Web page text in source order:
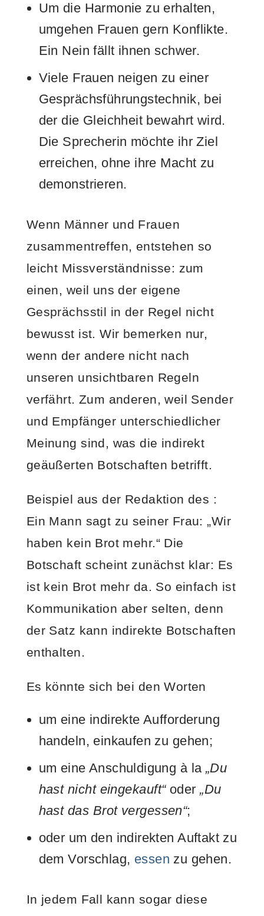
Um die Harmonie zu erhalten,
umgehen Frauen gern Konflikte.
Ein Nein fällt ihnen schwer.
Viele Frauen neigen zu einer
Gesprächsführungstechnik, bei
der die Gleichheit bewahrt wird.
Die Sprecherin möchte ihr Ziel
erreichen, ohne ihre Macht zu
demonstrieren.
Wenn Männer und Frauen
zusammentreffen, entstehen so
leicht Missverständnisse: zum
einen, weil uns der eigene
Gesprächsstil in der Regel nicht
bewusst ist. Wir bemerken nur,
wenn der andere nicht nach
unseren unsichtbaren Regeln
verfährt. Zum anderen, weil Sender
und Empfänger unterschiedlicher
Meinung sind, was die indirekt
geäußerten Botschaften betrifft.
Beispiel aus der Redaktion des :
Ein Mann sagt zu seiner Frau: „Wir
haben kein Brot mehr.“ Die
Botschaft scheint zunächst klar: Es
ist kein Brot mehr da. So einfach ist
Kommunikation aber selten, denn
der Satz kann indirekte Botschaften
enthalten.
Es könnte sich bei den Worten
um eine indirekte Aufforderung
handeln, einkaufen zu gehen;
um eine Anschuldigung à la „Du
hast nicht eingekauft“ oder„Du
hast das Brot vergessen“;
oder um den indirekten Auftakt zu
dem Vorschlag, essen zu gehen.
In jedem Fall kann sogar diese